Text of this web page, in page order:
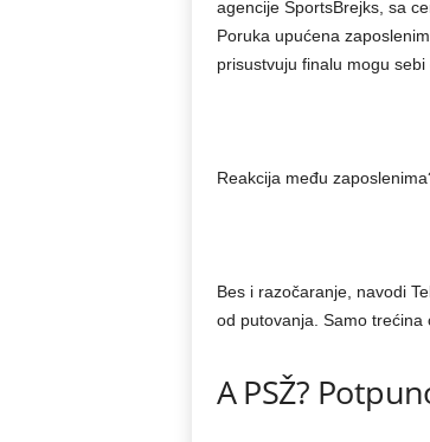
agencije SportsBrejks, sa
Poruka upućena
prisustvuju finalu mogu
Reakcija među
Bes i razočaranje, navodi
od putovanja. Samo trećina
A PSŽ?